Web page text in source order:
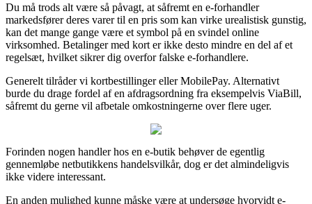
Du må trods alt være så påvagt, at såfremt en e-forhandler
markedsfører deres varer til en pris som kan virke urealistisk gunstig,
kan det mange gange være et symbol på en svindel online
virksomhed. Betalinger med kort er ikke desto mindre en del af et
regelsæt, hvilket sikrer dig overfor falske e-forhandlere.
Generelt tilråder vi kortbestillinger eller MobilePay. Alternativt
burde du drage fordel af en afdragsordning fra eksempelvis ViaBill,
såfremt du gerne vil afbetale omkostningerne over flere uger.
Forinden nogen handler hos en e-butik behøver de egentlig
gennemløbe netbutikkens handelsvilkår, dog er det almindeligvis
ikke videre interessant.
En anden mulighed kunne måske være at undersøge hvorvidt e-